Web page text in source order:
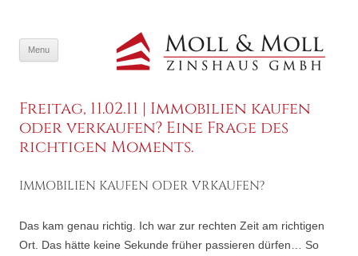
Menu SKIP TO CONTENT
Freitag, 11.02.11 | Immobilien kaufen
oder verkaufen? Eine Frage des
richtigen Moments.
IMMOBILIEN KAUFEN ODER VRKAUFEN?
Das kam genau richtig. Ich war zur rechten Zeit am richtigen
Ort. Das hätte keine Sekunde früher passieren dürfen… So